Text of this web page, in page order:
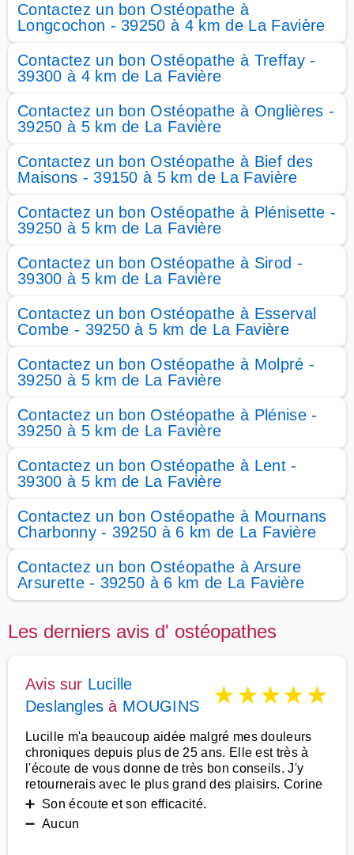
Contactez un bon Ostéopathe à
Longcochon - 39250 à 4 km de La Favière
Contactez un bon Ostéopathe à Treffay -
39300 à 4 km de La Favière
Contactez un bon Ostéopathe à Onglières -
39250 à 5 km de La Favière
Contactez un bon Ostéopathe à Bief des
Maisons - 39150 à 5 km de La Favière
Contactez un bon Ostéopathe à Plénisette -
39250 à 5 km de La Favière
Contactez un bon Ostéopathe à Sirod -
39300 à 5 km de La Favière
Contactez un bon Ostéopathe à Esserval
Combe - 39250 à 5 km de La Favière
Contactez un bon Ostéopathe à Molpré -
39250 à 5 km de La Favière
Contactez un bon Ostéopathe à Plénise -
39250 à 5 km de La Favière
Contactez un bon Ostéopathe à Lent -
39300 à 5 km de La Favière
Contactez un bon Ostéopathe à Mournans
Charbonny - 39250 à 6 km de La Favière
Contactez un bon Ostéopathe à Arsure
Arsurette - 39250 à 6 km de La Favière
Les derniers avis d' ostéopathes
Avis sur Lucille
Deslangles à MOUGINS ★★★★★
Lucille m'a beaucoup aidée malgré mes douleurs
chroniques depuis plus de 25 ans. Elle est très à
l'écoute de vous donne de très bon conseils. J'y
retournerais avec le plus grand des plaisirs. Corine
➕ Son écoute et son efficacité.
➖ Aucun